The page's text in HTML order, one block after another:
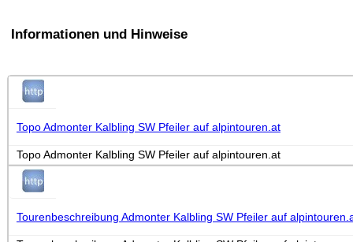
Informationen und Hinweise
Topo Admonter Kalbling SW Pfeiler auf alpintouren.at
Topo Admonter Kalbling SW Pfeiler auf alpintouren.at
Tourenbeschreibung Admonter Kalbling SW Pfeiler auf